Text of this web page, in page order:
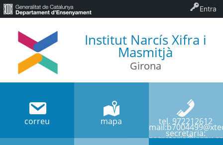
Institut Narcís Xifra i
Masmitjà
Girona
correu mapa tel. 972212612
secretaria:
Entra